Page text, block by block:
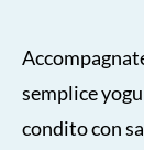
semplice
condito con